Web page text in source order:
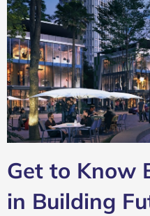
Get to Know
in Building